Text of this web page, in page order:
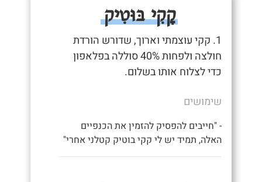
קָקִי בּוּטִיק
1. קקי עוצמתי וארוך, שדורש הורדת
חולצה ולפחות 40% סוללה בפלאפון
כדי לצלוח אותו בשלום.
שימושים
- "חייבים להפסיק להזמין את הכנפיים
האלה, תמיד יש לי קקי בוטיק קטלני אחרי"